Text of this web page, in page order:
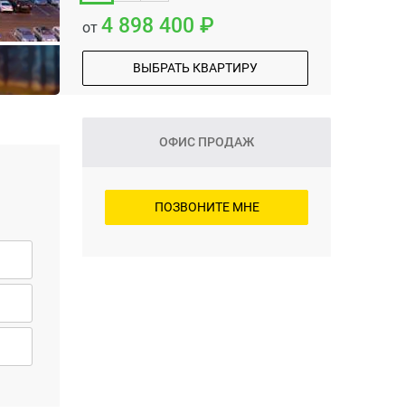
от 4 898 400
ВЫБРАТЬ КВАРТИРУ
ОФИС ПРОДАЖ
ПОЗВОНИТЕ МНЕ